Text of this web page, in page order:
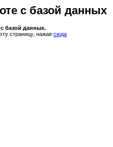
с базой данных
базой данных.
страницу, нажав сюда